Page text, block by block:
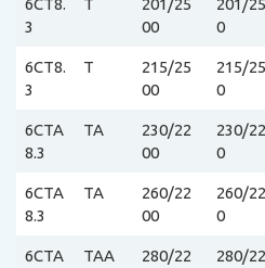
6CT8.
3
T
201/25
00
201/
0
6CT8.
3
T
215/25
00
215/
0
6CTA
8.3
TA
230/22
00
230/
0
6CTA
8.3
TA
260/22
00
260/
0
6CTA
TAA
280/22
280/